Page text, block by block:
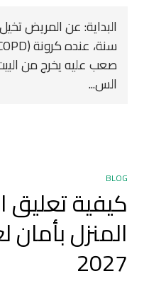
صعب عليه يخرج من
الس...
BLOG
كيفية تعليق
2027